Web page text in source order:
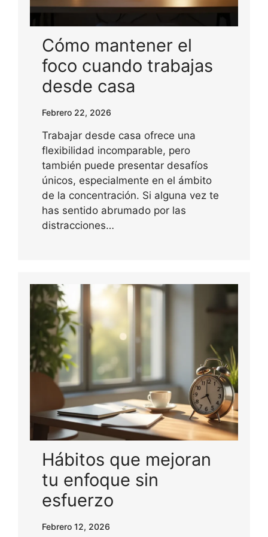
Cómo mantener el
foco cuando trabajas
desde casa
Febrero 22, 2026
Trabajar desde casa ofrece una
flexibilidad incomparable, pero
también puede presentar desafíos
únicos, especialmente en el ámbito
de la concentración. Si alguna vez te
has sentido abrumado por las
distracciones…
Hábitos que mejoran
tu enfoque sin
esfuerzo
Febrero 12, 2026